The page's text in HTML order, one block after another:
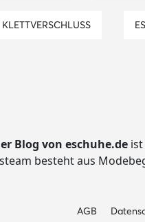
Blog von eschuhe.deist
besteht aus
AGB